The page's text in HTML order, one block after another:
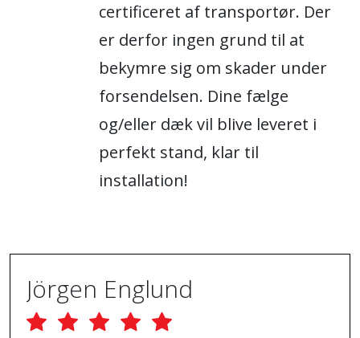
certificeret af transportør. Der
er derfor ingen grund til at
bekymre sig om skader under
forsendelsen. Dine fælge
og/eller dæk vil blive leveret i
perfekt stand, klar til
installation!
Jörgen Englund